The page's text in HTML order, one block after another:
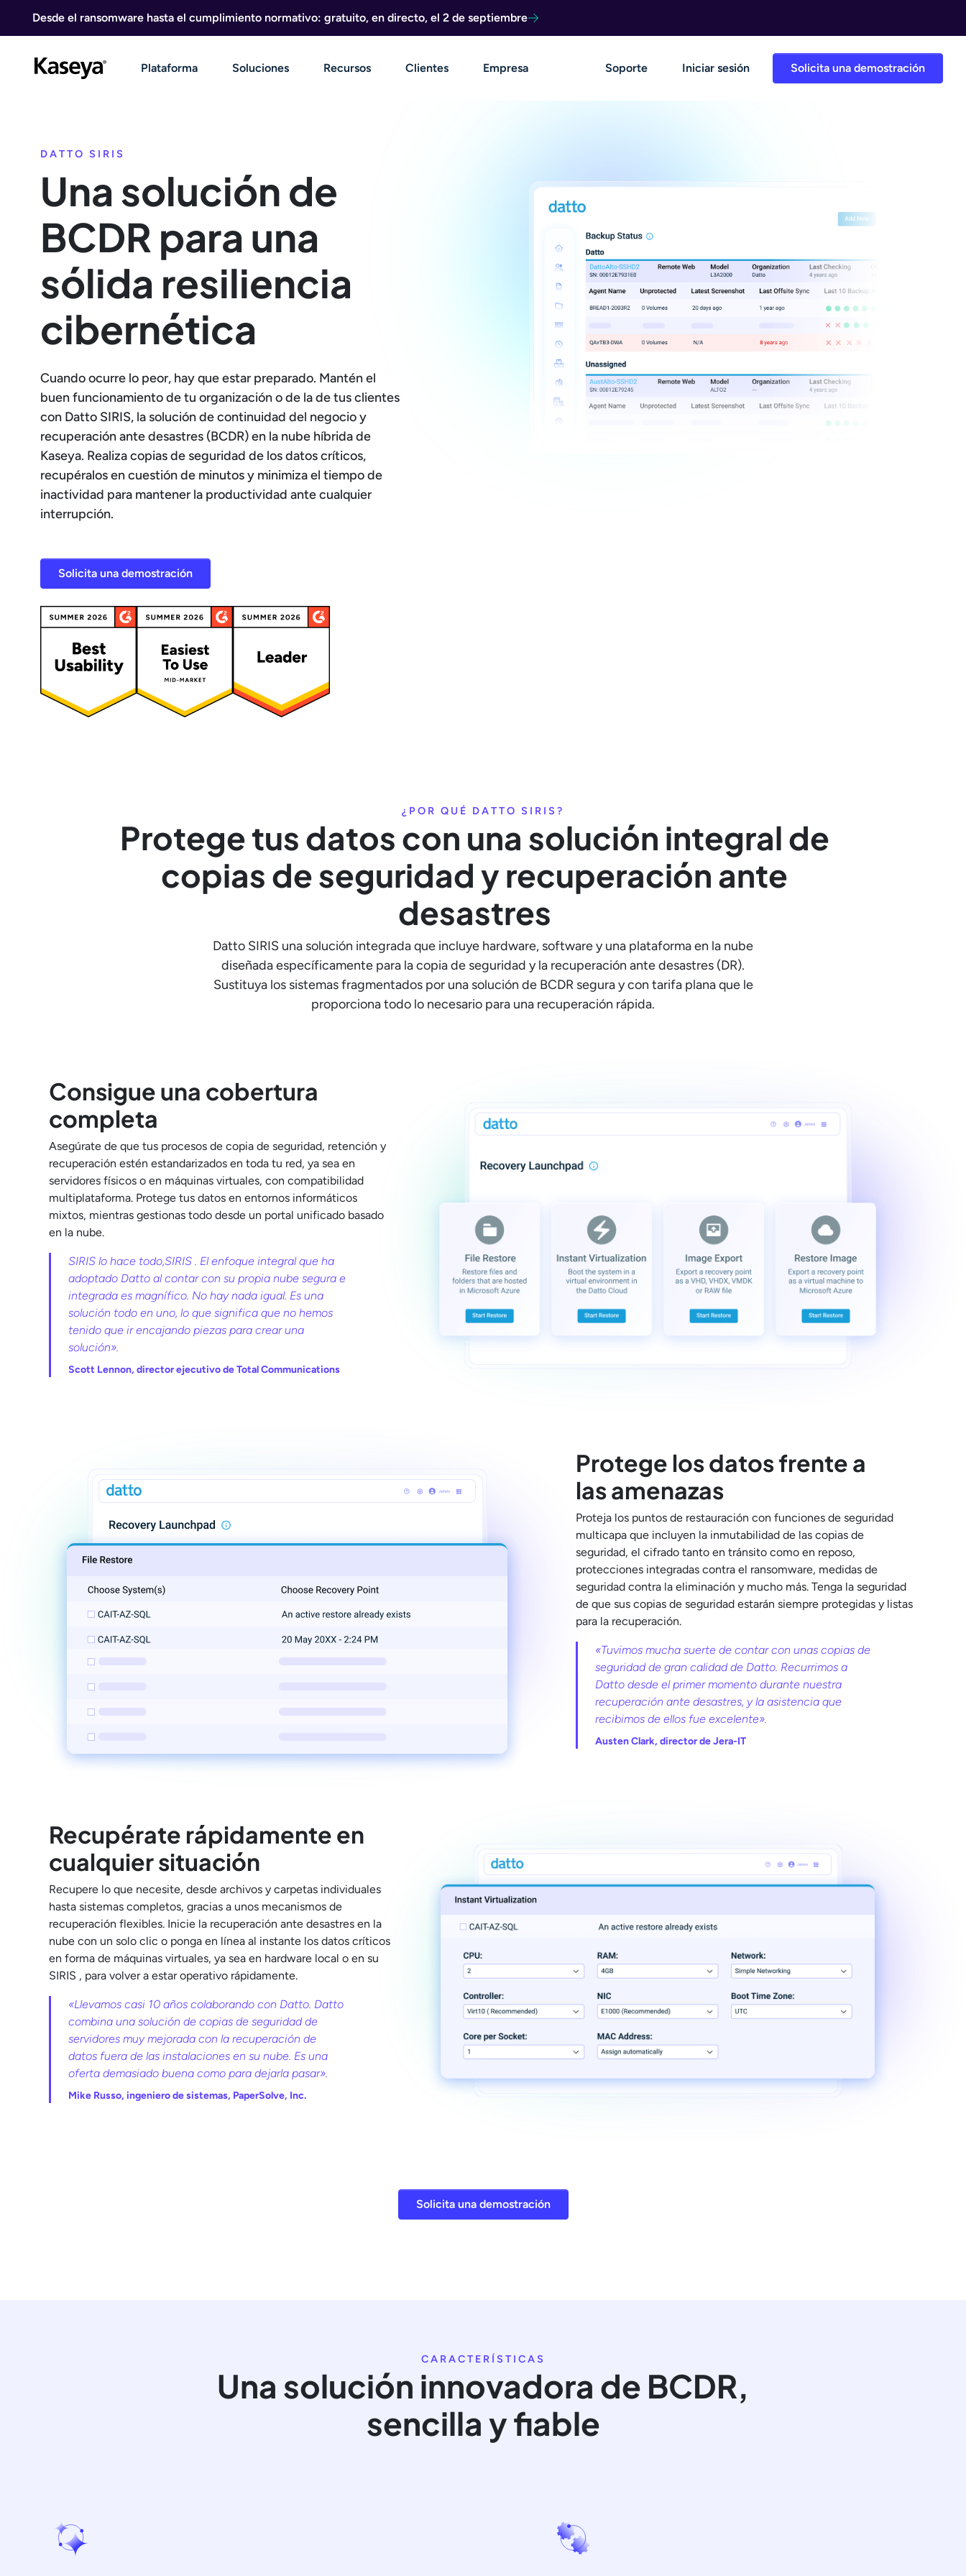
Desde el ransomware hasta el cumplimiento normativo: gratuito, en directo, el 2 de septiembre
Solicita una demostración
Plataforma Soluciones Recursos Clientes Empresa Soporte Iniciar sesión
DATTO SIRIS
Una solución de
BCDR para una
sólida resiliencia
cibernética
Cuando ocurre lo peor, hay que estar preparado. Mantén el
buen funcionamiento de tu organización o de la de tus clientes
con Datto SIRIS, la solución de continuidad del negocio y
recuperación ante desastres (BCDR) en la nube híbrida de
Kaseya. Realiza copias de seguridad de los datos críticos,
recupéralos en cuestión de minutos y minimiza el tiempo de
inactividad para mantener la productividad ante cualquier
interrupción.
Solicita una demostración
¿POR QUÉ DATTO SIRIS?
Protege tus datos con una solución integral de
copias de seguridad y recuperación ante
desastres
Datto SIRIS una solución integrada que incluye hardware, software y una plataforma en la nube
diseñada específicamente para la copia de seguridad y la recuperación ante desastres (DR).
Sustituya los sistemas fragmentados por una solución de BCDR segura y con tarifa plana que le
proporciona todo lo necesario para una recuperación rápida.
Consigue una cobertura
completa
Asegúrate de que tus procesos de copia de seguridad, retención y
recuperación estén estandarizados en toda tu red, ya sea en
servidores físicos o en máquinas virtuales, con compatibilidad
multiplataforma. Protege tus datos en entornos informáticos
mixtos, mientras gestionas todo desde un portal unificado basado
en la nube.
SIRIS lo hace todo,SIRIS . El enfoque integral que ha
adoptado Datto al contar con su propia nube segura e
integrada es magnífico. No hay nada igual. Es una
solución todo en uno, lo que significa que no hemos
tenido que ir encajando piezas para crear una
solución».
Scott Lennon, director ejecutivo de Total Communications
Protege los datos frente a
las amenazas
Proteja los puntos de restauración con funciones de seguridad
multicapa que incluyen la inmutabilidad de las copias de
seguridad, el cifrado tanto en tránsito como en reposo,
protecciones integradas contra el ransomware, medidas de
seguridad contra la eliminación y mucho más. Tenga la seguridad
de que sus copias de seguridad estarán siempre protegidas y listas
para la recuperación.
«Tuvimos mucha suerte de contar con unas copias de
seguridad de gran calidad de Datto. Recurrimos a
Datto desde el primer momento durante nuestra
recuperación ante desastres, y la asistencia que
recibimos de ellos fue excelente».
Austen Clark, director de Jera-IT
Recupérate rápidamente en
cualquier situación
Recupere lo que necesite, desde archivos y carpetas individuales
hasta sistemas completos, gracias a unos mecanismos de
recuperación flexibles. Inicie la recuperación ante desastres en la
nube con un solo clic o ponga en línea al instante los datos críticos
en forma de máquinas virtuales, ya sea en hardware local o en su
SIRIS , para volver a estar operativo rápidamente.
«Llevamos casi 10 años colaborando con Datto. Datto
combina una solución de copias de seguridad de
servidores muy mejorada con la recuperación de
datos fuera de las instalaciones en su nube. Es una
oferta demasiado buena como para dejarla pasar».
Mike Russo, ingeniero de sistemas, PaperSolve, Inc.
Solicita una demostración
CARACTERÍSTICAS
Una solución innovadora de BCDR,
sencilla y fiable